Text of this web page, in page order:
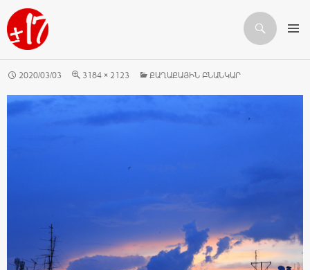
Որոնում
ԱՆՑՆԵԼ ԲՈՎԱՆԴԱԿՈՒԹՅԱՆԸ
2020/03/03 3184 × 2123 ՔԱՂԱՔԱՅԻՆ ԲՆԱՆԿԱՐ